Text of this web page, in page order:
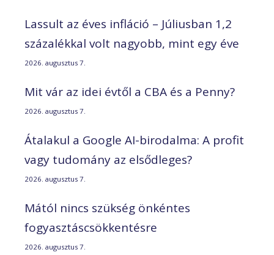
Lassult az éves infláció – Júliusban 1,2
százalékkal volt nagyobb, mint egy éve
2026. augusztus 7.
Mit vár az idei évtől a CBA és a Penny?
2026. augusztus 7.
Átalakul a Google AI-birodalma: A profit
vagy tudomány az elsődleges?
2026. augusztus 7.
Mától nincs szükség önkéntes
fogyasztáscsökkentésre
2026. augusztus 7.